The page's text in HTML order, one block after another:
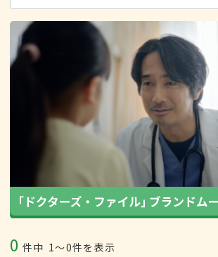
0 件中 1〜0件を表示